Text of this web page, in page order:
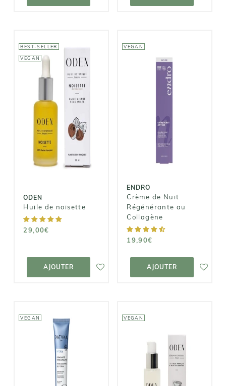
BEST-SELLER
VEGAN
ODEN
Huile de noisette
29,00€
AJOUTER
ODEN
Huile de
noisette
29,00€
AJOUTER AU
PANIER
VEGAN
ENDRO
Crème de Nuit
Régénérante au
Collagène
19,90€
AJOUTER
ENDRO
Crème de Nuit
Régénérante
au Collagène
19,90€
AJOUTER AU
PANIER
VEGAN
PATYKA
VEGAN